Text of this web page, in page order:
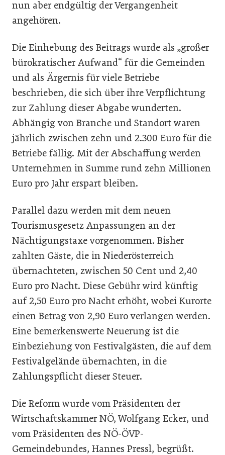
nun aber endgültig der Vergangenheit
angehören.
Die Einhebung des Beitrags wurde als „großer
bürokratischer Aufwand“ für die Gemeinden
und als Ärgernis für viele Betriebe
beschrieben, die sich über ihre Verpflichtung
zur Zahlung dieser Abgabe wunderten.
Abhängig von Branche und Standort waren
jährlich zwischen zehn und 2.300 Euro für die
Betriebe fällig. Mit der Abschaffung werden
Unternehmen in Summe rund zehn Millionen
Euro pro Jahr erspart bleiben.
Parallel dazu werden mit dem neuen
Tourismusgesetz Anpassungen an der
Nächtigungstaxe vorgenommen. Bisher
zahlten Gäste, die in Niederösterreich
übernachteten, zwischen 50 Cent und 2,40
Euro pro Nacht. Diese Gebühr wird künftig
auf 2,50 Euro pro Nacht erhöht, wobei Kurorte
einen Betrag von 2,90 Euro verlangen werden.
Eine bemerkenswerte Neuerung ist die
Einbeziehung von Festivalgästen, die auf dem
Festivalgelände übernachten, in die
Zahlungspflicht dieser Steuer.
Die Reform wurde vom Präsidenten der
Wirtschaftskammer NÖ, Wolfgang Ecker, und
vom Präsidenten des NÖ-ÖVP-
Gemeindebundes, Hannes Pressl, begrüßt.